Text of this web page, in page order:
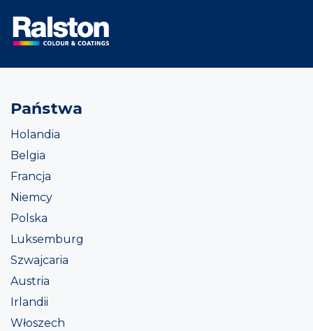
Państwa
Holandia
Belgia
Francja
Niemcy
Polska
Luksemburg
Szwajcaria
Austria
Irlandii
Włoszech